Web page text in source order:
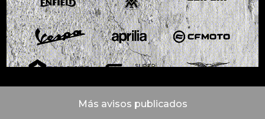
Más avisos publicados